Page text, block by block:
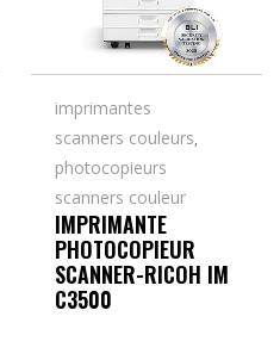
imprimantes
scanners couleurs,
photocopieurs
scanners couleur
IMPRIMANTE
PHOTOCOPIEUR
SCANNER-RICOH IM
C3500